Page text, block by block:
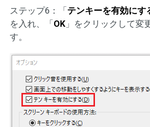
ステップ6：「テンキーを有効にす
を入れ、「OK 」をクリックして変
す。